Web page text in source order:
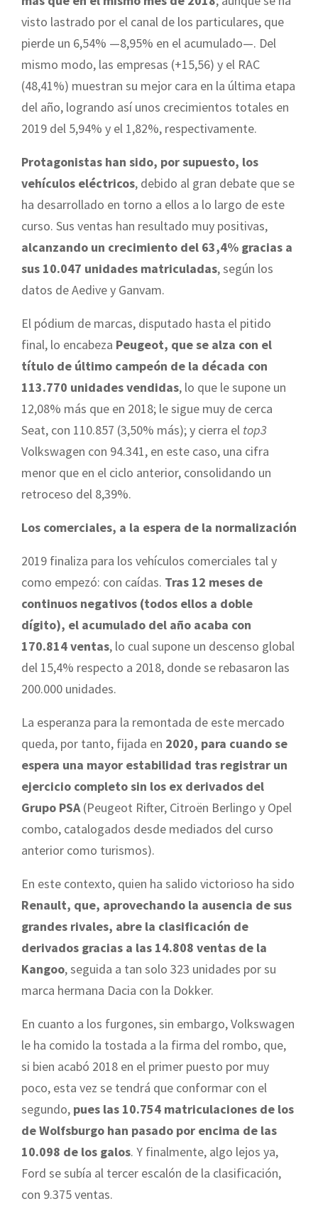
visto lastrado por el canal de los particulares, que
pierde un 6,54% —8,95% en el acumulado—. Del
mismo modo, las empresas (+15,56) y el RAC
(48,41%) muestran su mejor cara en la última etapa
del año, logrando así unos crecimientos totales en
2019 del 5,94% y el 1,82%, respectivamente.
Protagonistas han sido, por supuesto, los
vehículos eléctricos, debido al gran debate que se
ha desarrollado en torno a ellos a lo largo de este
curso. Sus ventas han resultado muy positivas,
alcanzando un crecimiento del 63,4% gracias a
sus 10.047 unidades matriculadas, según los
datos de Aedive y Ganvam.
El pódium de marcas, disputado hasta el pitido
final, lo encabeza Peugeot, que se alza con el
título de último campeón de la década con
113.770 unidades vendidas, lo que le supone un
12,08% más que en 2018; le sigue muy de cerca
Seat, con 110.857 (3,50% más); y cierra el top3
Volkswagen con 94.341, en este caso, una cifra
menor que en el ciclo anterior, consolidando un
retroceso del 8,39%.
Los comerciales, a la espera de la normalización
2019 finaliza para los vehículos comerciales tal y
como empezó: con caídas. Tras 12 meses de
continuos negativos (todos ellos a doble
dígito), el acumulado del año acaba con
170.814 ventas, lo cual supone un descenso global
del 15,4% respecto a 2018, donde se rebasaron las
200.000 unidades.
La esperanza para la remontada de este mercado
queda, por tanto, fijada en 2020, para cuando se
espera una mayor estabilidad tras registrar un
ejercicio completo sin los ex derivados del
Grupo PSA(Peugeot Rifter, Citroën Berlingo y Opel
combo, catalogados desde mediados del curso
anterior como turismos).
En este contexto, quien ha salido victorioso ha sido
Renault, que, aprovechando la ausencia de sus
grandes rivales, abre la clasificación de
derivados gracias a las 14.808 ventas de la
Kangoo, seguida a tan solo 323 unidades por su
marca hermana Dacia con la Dokker.
En cuanto a los furgones, sin embargo, Volkswagen
le ha comido la tostada a la firma del rombo, que,
si bien acabó 2018 en el primer puesto por muy
poco, esta vez se tendrá que conformar con el
segundo, pues las 10.754 matriculaciones de los
de Wolfsburgo han pasado por encima de las
10.098 de los galos. Y finalmente, algo lejos ya,
Ford se subía al tercer escalón de la clasificación,
con 9.375 ventas.